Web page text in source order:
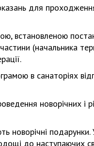
для
встановленою
(начальника
в санаторіях
новорічних і
новорічні
до наступаючих